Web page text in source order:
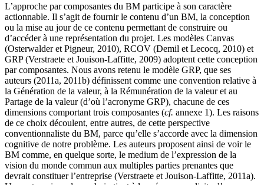
L’approche par composantes du BM participe à son caractère
actionnable. Il s’agit de fournir le contenu d’un BM, la conception
ou la mise au jour de ce contenu permettant de construire ou
d’accéder à une représentation du projet. Les modèles Canvas
(Osterwalder et Pigneur, 2010), RCOV (Demil et Lecocq, 2010) et
GRP (Verstraete et Jouison-Laffitte, 2009) adoptent cette conception
par composantes. Nous avons retenu le modèle GRP, que ses
auteurs (2011a, 2011b) définissent comme une convention relative à
la Génération de la valeur, à la Rémunération de la valeur et au
Partage de la valeur (d’où l’acronyme GRP), chacune de ces
dimensions comportant trois composantes (cf. annexe 1). Les raisons
de ce choix découlent, entre autres, de cette perspective
conventionnaliste du BM, parce qu’elle s’accorde avec la dimension
cognitive de notre problème. Les auteurs proposent ainsi de voir le
BM comme, en quelque sorte, le medium de l’expression de la
vision du monde commun aux multiples parties prenantes que
devrait constituer l’entreprise (Verstraete et Jouison-Laffitte, 2011a).